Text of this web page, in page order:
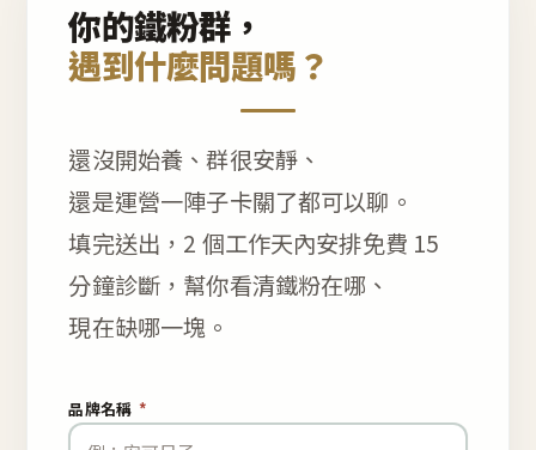
你的鐵粉群，
遇到什麼問題嗎？
還沒開始養、群很安靜、
還是運營一陣子卡關了都可以聊。
填完送出，2 個工作天內安排免費 15
分鐘診斷，幫你看清鐵粉在哪、
現在缺哪一塊。
品牌名稱 *